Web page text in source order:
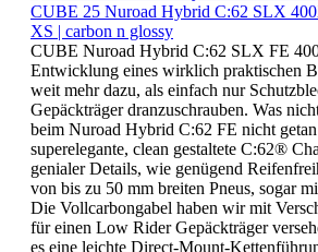
CUBE 25 Nuroad Hybrid C:62 SLX
XS | carbon n glossy
CUBE Nuroad Hybrid C:62 SLX FE
Entwicklung eines wirklich praktischen
weit mehr dazu, als einfach nur
Gepäckträger dranzuschrauben. Was
beim Nuroad Hybrid C:62 FE nicht getan
superelegante, clean gestaltete C:62®
genialer Details, wie genügend
von bis zu 50 mm breiten Pneus, sogar
Die Vollcarbongabel haben wir mit
für einen Low Rider Gepäckträger
es eine leichte Direct-Mount-